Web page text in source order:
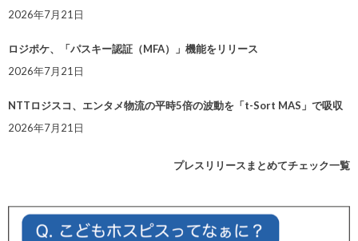
2026年7月21日
ロジポケ、「パスキー認証（MFA）」機能をリリース
2026年7月21日
NTTロジスコ、エンタメ物流の平時5倍の波動を「t-Sort MAS」で吸収
2026年7月21日
プレスリリースまとめてチェック一覧